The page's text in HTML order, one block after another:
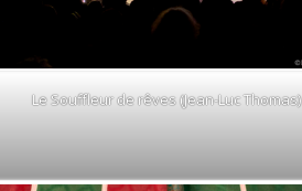
Le Souffleur de rêves (Jean-Luc Thomas)